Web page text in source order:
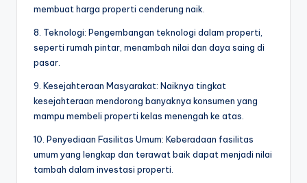
membuat harga properti cenderung naik.
8. Teknologi: Pengembangan teknologi dalam properti,
seperti rumah pintar, menambah nilai dan daya saing di
pasar.
9. Kesejahteraan Masyarakat: Naiknya tingkat
kesejahteraan mendorong banyaknya konsumen yang
mampu membeli properti kelas menengah ke atas.
10. Penyediaan Fasilitas Umum: Keberadaan fasilitas
umum yang lengkap dan terawat baik dapat menjadi nilai
tambah dalam investasi properti.